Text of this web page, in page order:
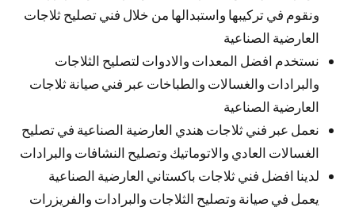
ونقوم في تركيبها واستبدالها من خلال فني تصليح ثلاجات
العارضية الصناعية
نستخدم افضل المعدات والادوات لتصليح الثلاجات
والبرادات والغسالات والطباخات عبر فني صيانة ثلاجات
العارضية الصناعية
نعمل عبر فني ثلاجات هندي العارضية الصناعية في تصليح
الغسالات العادي والاتوماتيك وتصليح النشافات والبرادات
لدينا افضل فني ثلاجات باكستاني العارضية الصناعية
يعمل في صيانة وتصليح الثلاجات والبرادات والفريزرات